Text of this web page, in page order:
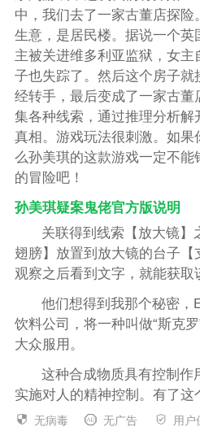
中，我们去了一家古董店探
生意，是居民楼。据说一个英
主被关进维多利亚监狱，女
子也失踪了。然后这个房子
经转手，最后变成了一家古董
集各种线索，通过推理分析解
真相。游戏玩法很刺激。如果
么孙美琪的这款游戏一定不
的冒险吧！
孙美琪疑案鬼佬官方版说明
关联得到线索【放大镜】
翅膀】放置到放大镜的台子
观察之后看到文字，就能获取
他们想得到我那个秘密，
饮料公司，将一种叫做“斯克
大众服用。
这种合成物质具有控制作
实施对人的精神控制。有了
足以让他们捞一大笔。
无病毒 无广告 用户